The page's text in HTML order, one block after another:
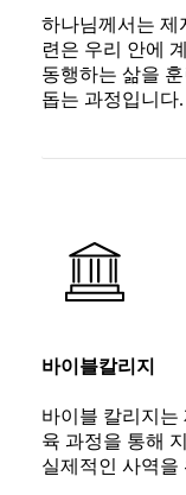
하나님께서는 제
련은 우리 안에
동행하는 삶을
돕는 과정입니다.
바이블칼리지
바이블 칼리지는
육 과정을 통해
실제적인 사역을